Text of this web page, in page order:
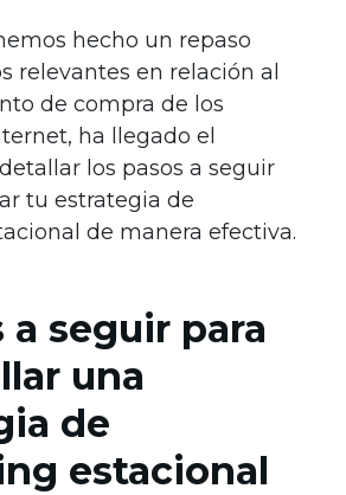
hecho un repaso
relevantes en relación al
de compra de los
ha llegado el
los pasos a seguir
tu estrategia de
de manera efectiva.
a seguir para
una
de
estacional